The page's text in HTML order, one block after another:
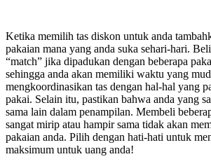
Ketika memilih tas diskon untuk anda
pakaian mana yang anda suka sehari-hari.
“match” jika dipadukan dengan beberapa
sehingga anda akan memiliki waktu yang
mengkoordinasikan tas dengan hal-hal yang
pakai. Selain itu, pastikan bahwa anda yang
sama lain dalam penampilan. Membeli
sangat mirip atau hampir sama tidak akan
pakaian anda. Pilih dengan hati-hati untuk
maksimum untuk uang anda!